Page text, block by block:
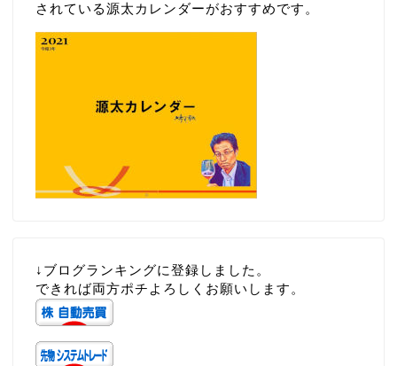
されている源太カレンダーがおすすめです。
↓ブログランキングに登録しました。
できれば両方ポチよろしくお願いします。